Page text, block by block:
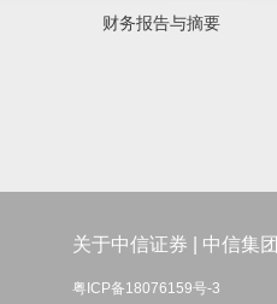
财务报告与摘要
关于中信证券 中信集团
粤ICP备18076159号-3